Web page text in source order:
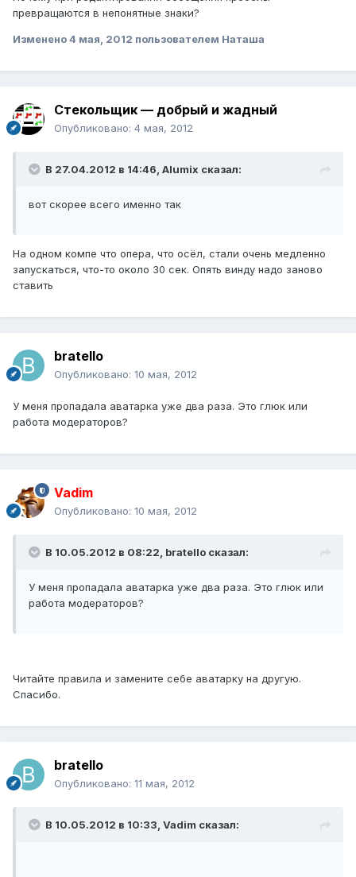
превращаются в непонятные знаки?
Изменено4 мая, 2012 пользователем Наташа
Стекольщик — добрый и жадный
Опубликовано: 4 мая, 2012
В 27.04.2012 в 14:46, Alumix сказал:
вот скорее всего именно так
На одном компе что опера, что осёл, стали очень медленно
запускаться, что-то около 30 сек. Опять винду надо заново
ставить
bratello
Опубликовано: 10 мая, 2012
У меня пропадала аватарка уже два раза. Это глюк или
работа модераторов?
Vadim
Опубликовано: 10 мая, 2012
В 10.05.2012 в 08:22, bratello сказал:
У меня пропадала аватарка уже два раза. Это глюк или
работа модераторов?
Читайте правила и замените себе аватарку на другую.
Спасибо.
bratello
Опубликовано: 11 мая, 2012
В 10.05.2012 в 10:33, Vadim сказал: